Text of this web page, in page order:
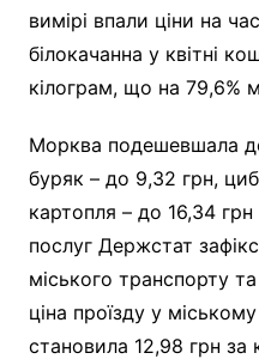
вимірі впали ціни на
білокачанна у квітні
кілограм, що на 79,6%
Морква подешевшала
буряк – до 9,32 грн,
картопля – до 16,34
послуг Держстат
міського транспорту
ціна проїзду у
становила 12,98 грн